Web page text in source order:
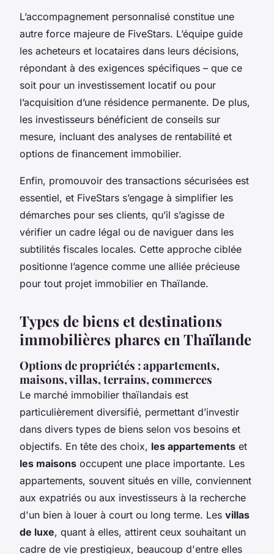
L’accompagnement personnalisé constitue une
autre force majeure de FiveStars. L’équipe guide
les acheteurs et locataires dans leurs décisions,
répondant à des exigences spécifiques – que ce
soit pour un investissement locatif ou pour
l’acquisition d’une résidence permanente. De plus,
les investisseurs bénéficient de conseils sur
mesure, incluant des analyses de rentabilité et
options de financement immobilier.
Enfin, promouvoir des transactions sécurisées est
essentiel, et FiveStars s’engage à simplifier les
démarches pour ses clients, qu’il s’agisse de
vérifier un cadre légal ou de naviguer dans les
subtilités fiscales locales. Cette approche ciblée
positionne l’agence comme une alliée précieuse
pour tout projet immobilier en Thaïlande.
Types de biens et destinations
immobilières phares en Thaïlande
Options de propriétés : appartements,
maisons, villas, terrains, commerces
Le marché immobilier thaïlandais est
particulièrement diversifié, permettant d’investir
dans divers types de biens selon vos besoins et
objectifs. En tête des choix, les appartements et
les maisons occupent une place importante. Les
appartements, souvent situés en ville, conviennent
aux expatriés ou aux investisseurs à la recherche
d'un bien à louer à court ou long terme. Les villas
de luxe, quant à elles, attirent ceux souhaitant un
cadre de vie prestigieux, beaucoup d'entre elles